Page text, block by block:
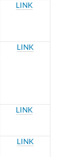
LINK
LINK
LINK
LINK